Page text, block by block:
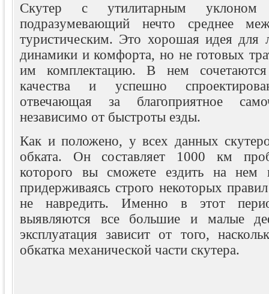
Скутер с утилитарным
подразумевающий нечто среднее
туристическим. Это хорошая идея для
динамики и комфорта, но не готовых
им комплектацию. В нем
качества и успешно
отвечающая за благоприятное
независимо от быстроты езды.
Как и положено, у всех данных
обката. Он составляет 1000 км
которого вы сможете ездить на
придерживаясь строго некоторых
не навредить. Именно в этот
выявляются все большие и малые
эксплуатация зависит от того,
обкатка механической части скутера.